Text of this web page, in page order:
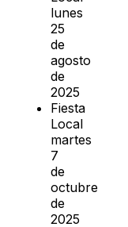
lunes
25
de
agosto
de
2025
Fiesta
Local
martes
7
de
octubre
de
2025